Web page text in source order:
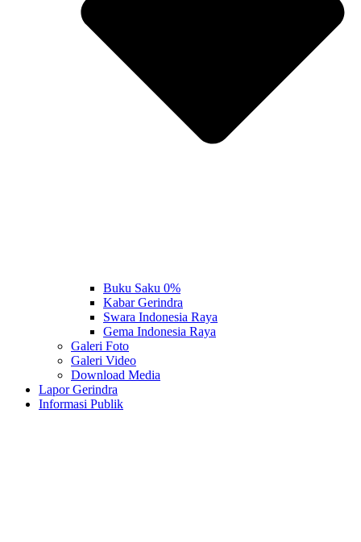
Buku Saku 0%
Kabar Gerindra
Swara Indonesia Raya
Gema Indonesia Raya
Galeri Foto
Galeri Video
Download Media
Lapor Gerindra
Informasi Publik